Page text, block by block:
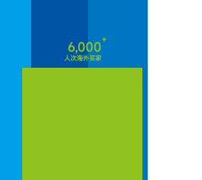
6,000+
人次海外买家